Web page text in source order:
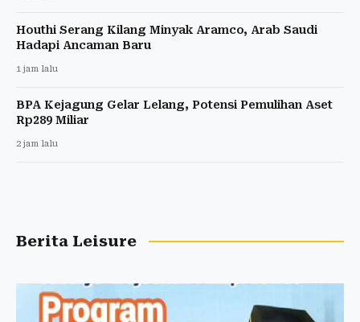
Houthi Serang Kilang Minyak Aramco, Arab Saudi
Hadapi Ancaman Baru
1 jam lalu
BPA Kejagung Gelar Lelang, Potensi Pemulihan Aset
Rp289 Miliar
2 jam lalu
Berita Leisure